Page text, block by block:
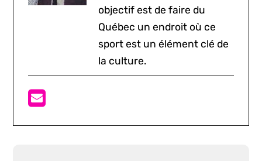
objectif est de faire du
Québec un endroit où ce
sport est un élément clé de
la culture.